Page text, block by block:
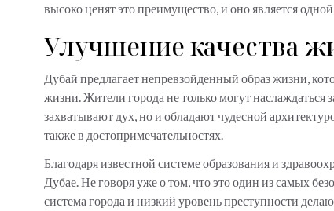
высоко ценят это преимущество, и оно является
Улучшение качества
Дубай предлагает непревзойденный образ жизни,
жизни. Жители города не только могут
захватывают дух, но и обладают чудесной
также в достопримечательностях.
Благодаря известной системе образования и
Дубае. Не говоря уже о том, что это один из самых
система города и низкий уровень преступности